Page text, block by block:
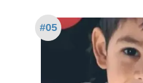
#05